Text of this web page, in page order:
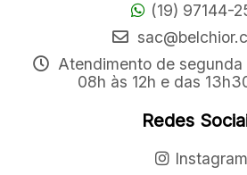
(19) 97144-
Atendimento de
08h às 12h e das
Redes
Instagram